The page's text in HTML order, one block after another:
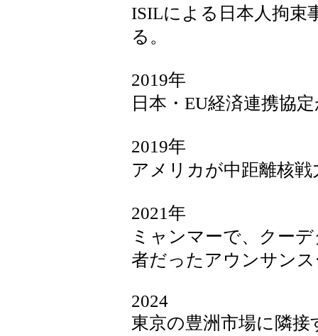
ISILによる日本人拘束
る。
2019年
日本・EU経済連携協
2019年
アメリカが中距離核
2021年
ミャンマーで、クー
者だったアウンサン
2024
東京の豊洲市場に隣接